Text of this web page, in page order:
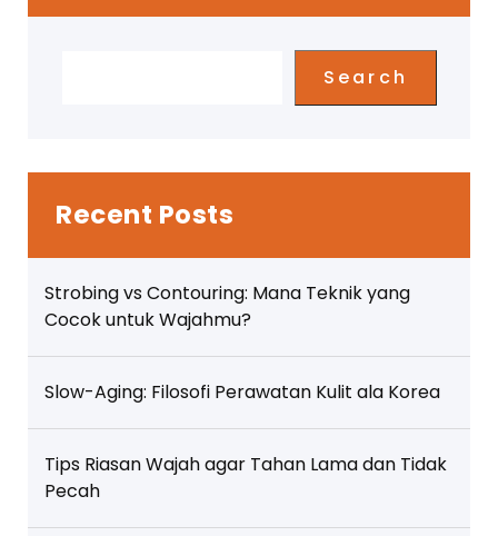
Search
Recent Posts
Strobing vs Contouring: Mana Teknik yang
Cocok untuk Wajahmu?
Slow-Aging: Filosofi Perawatan Kulit ala Korea
Tips Riasan Wajah agar Tahan Lama dan Tidak
Pecah